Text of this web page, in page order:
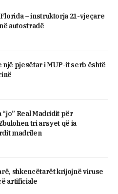
– instruktorja 21-vjeçare
autostradë
një pjesëtar i MUP-it serb është
“jo” Real Madridit për
tri arsyet që ia
madrilen
shkencëtarët krijojnë viruse
artificiale